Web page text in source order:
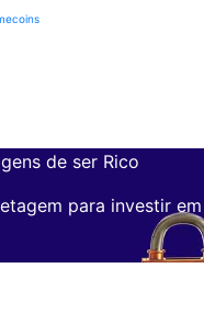
de ser Rico
para investir